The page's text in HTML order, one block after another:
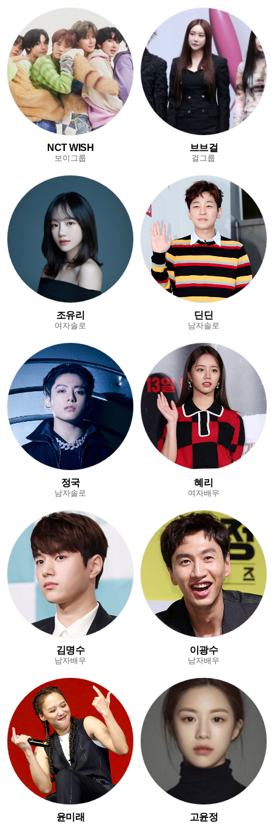
NCT WISH
보이그룹
브브걸
걸그룹
조유리
여자솔로
딘딘
남자솔로
정국
남자솔로
혜리
여자배우
김명수
남자배우
이광수
남자배우
윤미래 고윤정